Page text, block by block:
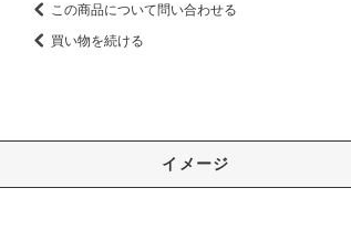
この商品について問い合わせる
買い物を続ける
イメージ